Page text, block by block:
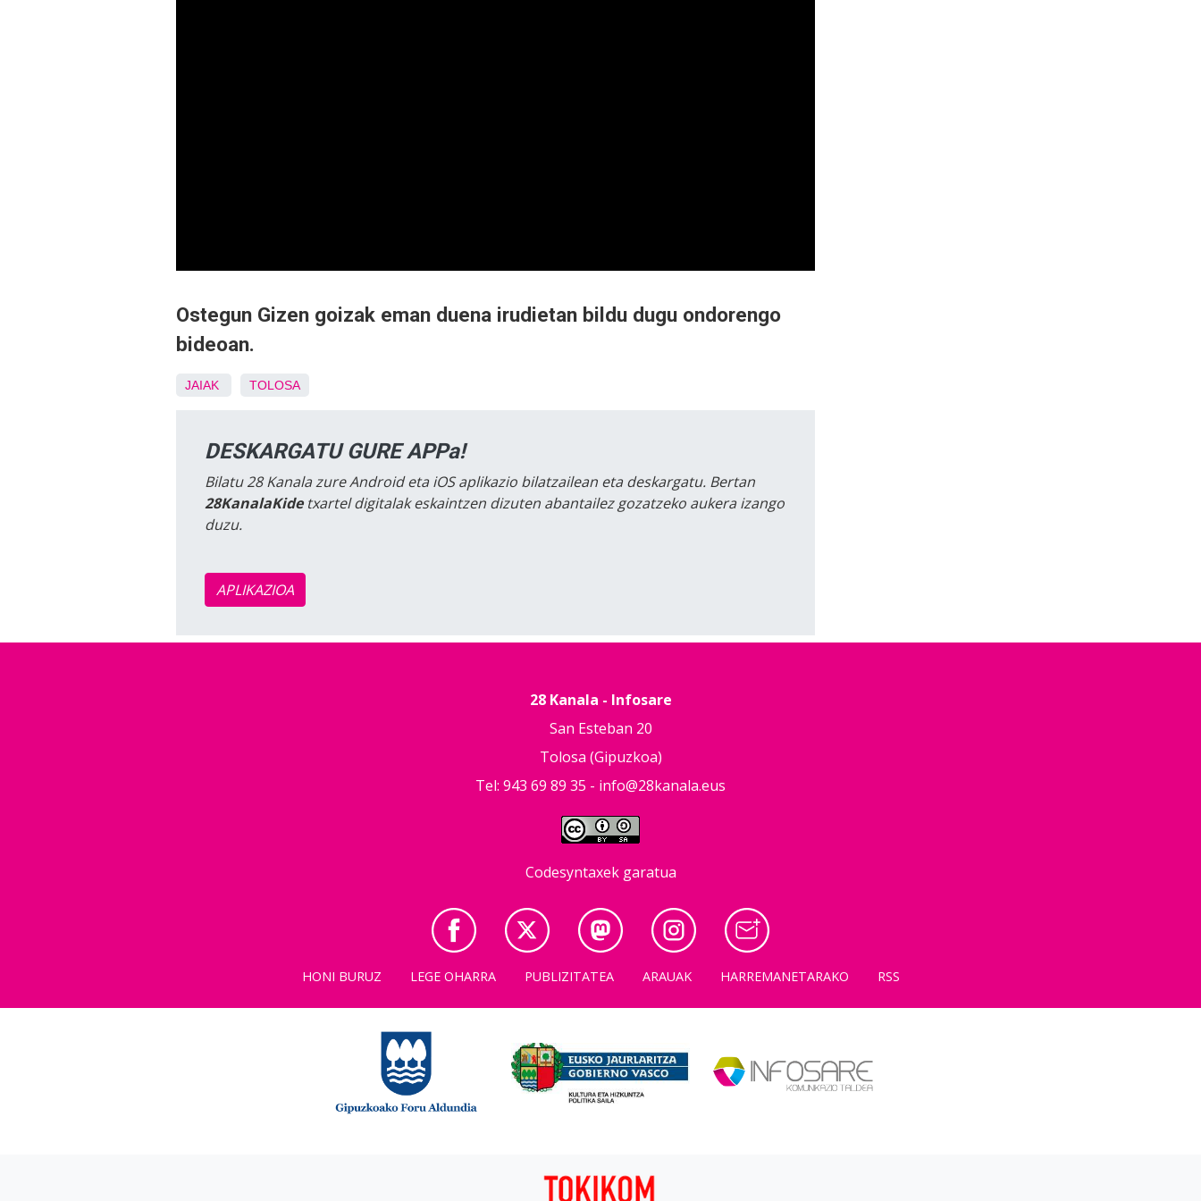
Ostegun Gizen goizak eman duena irudietan bildu dugu ondorengo
bideoan.
JAIAK TOLOSA
DESKARGATU GURE APPa!
Bilatu 28 Kanala zure Android eta iOS aplikazio bilatzailean eta deskargatu. Bertan
28KanalaKidetxartel digitalak eskaintzen dizuten abantailez gozatzeko aukera izango
duzu.
APLIKAZIOA
28 Kanala - Infosare
San Esteban 20
Tolosa (Gipuzkoa)
Tel: 943 69 89 35 - info@28kanala.eus
Codesyntaxek garatua
HONI BURUZ LEGE OHARRA PUBLIZITATEA ARAUAK HARREMANETARAKO RSS